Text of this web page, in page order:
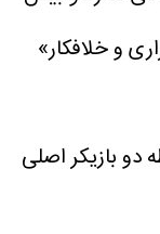
و خلافکار»
بازیکر اصلی